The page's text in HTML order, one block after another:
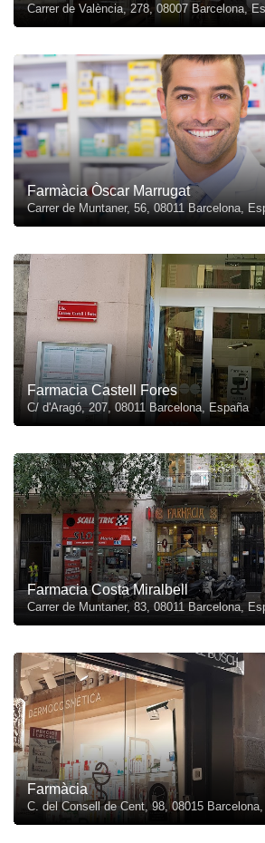
Carrer de València, 278, 08007 Barcelona,
Farmàcia Òscar Marrugat
Carrer de Muntaner, 56, 08011 Barcelona,
Farmacia Castell Fores
C/ d'Aragó, 207, 08011 Barcelona, España
Farmacia Costa Miralbell
Carrer de Muntaner, 83, 08011 Barcelona,
Farmàcia
C. del Consell de Cent, 98, 08015